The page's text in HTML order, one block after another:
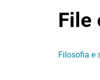
File
Filosofia e